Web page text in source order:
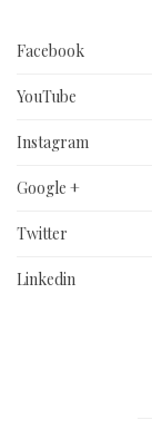
Facebook
YouTube
Instagram
Google +
Twitter
Linkedin